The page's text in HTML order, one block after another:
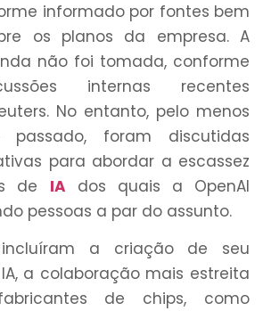
informado por fontes bem
os planos da empresa. A
não foi tomada, conforme
internas recentes
No entanto, pelo menos
foram discutidas
para abordar a escassez
de IA
dos quais a OpenAI
pessoas a par do assunto.
incluíram a criação de seu
a colaboração mais estreita
de chips, como